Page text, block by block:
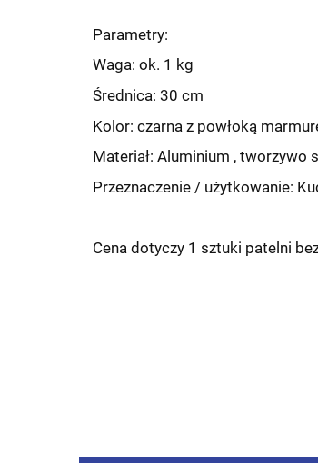
Parametry:
Waga: ok. 1 kg
Średnica: 30 cm
Kolor: czarna z powłoką
Materiał: Aluminium , tworzywo
Przeznaczenie / użytkowanie:
Cena dotyczy 1 sztuki patelni